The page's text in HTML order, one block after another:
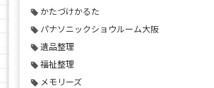
かたづけかるた
パナソニックショウルーム大阪
遺品整理
福祉整理
メモリーズ